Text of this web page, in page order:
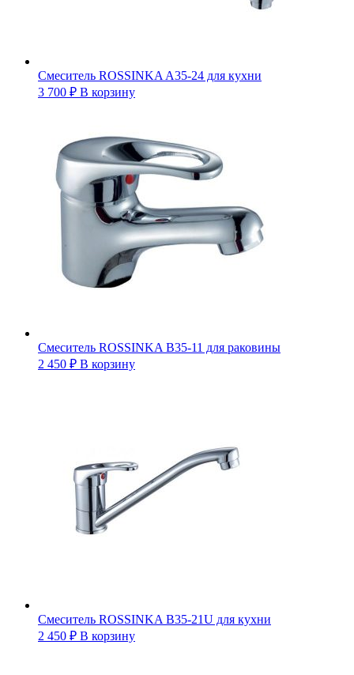
Смеситель ROSSINKA A35-24 для кухни
3 700 ₽ В корзину
Смеситель ROSSINKA B35-11 для раковины
2 450 ₽ В корзину
Смеситель ROSSINKA B35-21U для кухни
2 450 ₽ В корзину